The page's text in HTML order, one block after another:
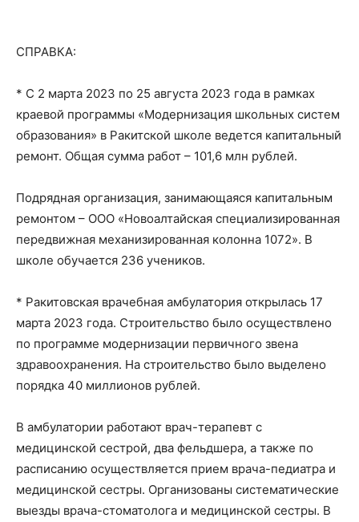
СПРАВКА:
* С 2 марта 2023 по 25 августа 2023 года в рамках
краевой программы «Модернизация школьных систем
образования» в Ракитской школе ведется капитальный
ремонт. Общая сумма работ – 101,6 млн рублей.
Подрядная организация, занимающаяся капитальным
ремонтом – ООО «Новоалтайская специализированная
передвижная механизированная колонна 1072». В
школе обучается 236 учеников.
* Ракитовская врачебная амбулатория открылась 17
марта 2023 года. Строительство было осуществлено
по программе модернизации первичного звена
здравоохранения. На строительство было выделено
порядка 40 миллионов рублей.
В амбулатории работают врач-терапевт с
медицинской сестрой, два фельдшера, а также по
расписанию осуществляется прием врача-педиатра и
медицинской сестры. Организованы систематические
выезды врача-стоматолога и медицинской сестры. В